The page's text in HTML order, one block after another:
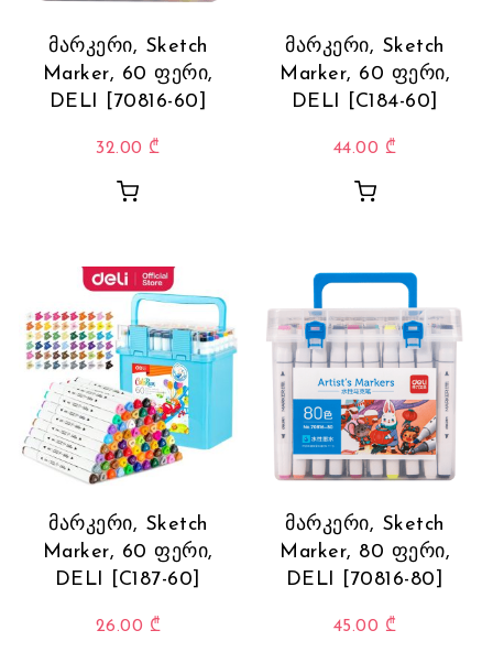
მარკერი, Sketch
Marker, 60 ფერი,
DELI [70816-60]
32.00 ₾
მარკერი, Sketch
Marker, 60 ფერი,
DELI [C184-60]
44.00 ₾
მარკერი, Sketch
Marker, 60 ფერი,
DELI [C187-60]
26.00 ₾
მარკერი, Sketch
Marker, 80 ფერი,
DELI [70816-80]
45.00 ₾